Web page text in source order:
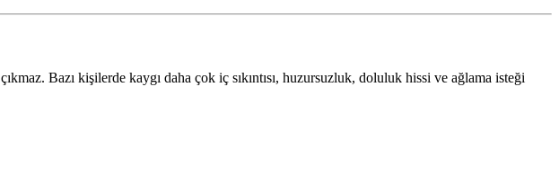
Bazı kişilerde kaygı daha çok iç sıkıntısı, huzursuzluk, doluluk hissi ve ağlama isteği